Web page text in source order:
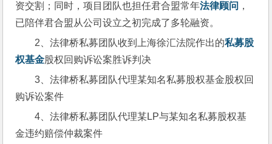
资交割；同时，项目团队也担任君合盟常年法律顾问 ，
已陪伴君合盟从公司设立之初完成了多轮融资。
2、法律桥私募团队收到上海徐汇法院作出的私募股
权基金股权回购诉讼案胜诉判决
3、法律桥私募团队代理某知名私募股权基金股权回
购诉讼案件
4、法律桥私募团队代理某LP与某知名私募股权基
金违约赔偿仲裁案件